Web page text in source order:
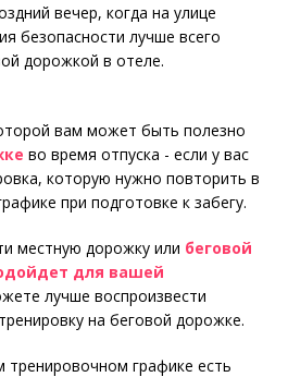
вечер, когда на улице
безопасности лучше всего
дорожкой в отеле.
вам может быть полезно
во время отпуска - если у вас
которую нужно повторить в
при подготовке к забегу.
местную дорожку или беговой
для вашей
лучше воспроизвести
на беговой дорожке.
графике есть